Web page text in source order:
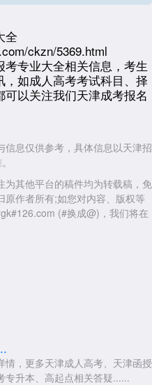
全
ckzn/5369.html
专业大全相关信息，考生
如成人高考考试科目、择
以关注我们天津成考报名
信息仅供参考，具体信息以天津招
为其他平台的稿件均为转载稿，免
原作者所有;如您对内容、版权等
(#换成@)，我们将在
，更多天津成人高考、天津函授
专升本、高起点相关答疑......